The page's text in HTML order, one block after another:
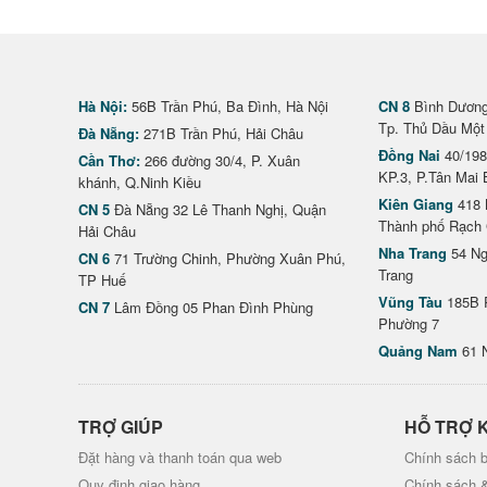
Hà Nội: 56B Trần Phú, Ba Đình, Hà Nội
Đà Nẵng: 271B Trần Phú, Hải Châu
Cần Thơ: 266 đường 30/4, P. Xuân
khánh, Q.Ninh Kiều
CN 5 Đà Nẵng 32 Lê Thanh Nghị, Quận
Hải Châu
CN 6 71 Trường Chinh, Phường Xuân Phú,
TP Huế
CN 7 Lâm Đồng 05 Phan Đình Phùng
CN 8 Bình
Tp. Thủ Dầu Một
Đồng Nai 40/
KP.3, P.Tân Mai
Kiên Giang 418
Thành phố Rạch
Nha Trang 54
Trang
Vũng Tàu 185B
Phường 7
Quảng Nam 61
TRỢ GIÚP
Đặt hàng và thanh toán qua web
HỖ TRỢ
Chính sách